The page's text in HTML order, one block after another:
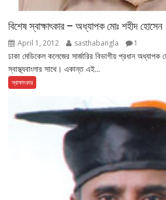
বিশেষ স্বাক্ষাৎকার – অধ্যাপক মোঃ শহীদ হোসেন
April 1, 2012 sasthabangla 1
ঢাকা মেডিকেল কলেজের সার্জারির বিভাগীয় প্রধান
স্বাস্থ্যবাংলার সাথে। একান্ত এই...
স্বাক্ষাৎকার